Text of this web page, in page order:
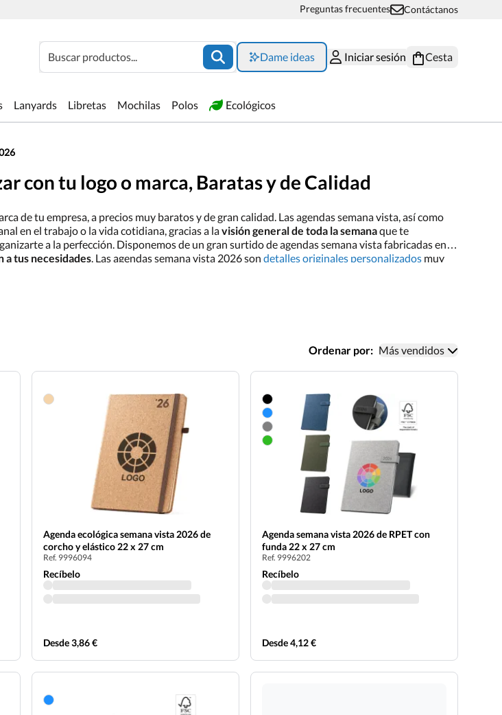
Preguntas frecuentes Contáctanos
Buscar productos... Dame ideas Iniciar sesión Cesta
Lanyards Libretas Mochilas Polos Ecológicos
con tu logo o marca, Baratas y de Calidad
de tu empresa, a precios muy baratos y de gran calidad. Las agendas semana vista, así como
en el trabajo o la vida cotidiana, gracias a lavisión general de toda la semanaque te
a la perfección. Disponemos de un gran surtido de agendas semana vista fabricadas en
a tus necesidades. Las agendas semana vista 2026 son detalles originales personalizados muy
Ordenar por: Más vendidos
Agenda ecológica semana vista 2026 de
corcho y elástico 22 x 27 cm
Ref. 9996094
Recíbelo
Desde 3,86 €
Agenda semana vista 2026 de RPET con
funda 22 x 27 cm
Ref. 9996202
Recíbelo
Desde 4,12 €